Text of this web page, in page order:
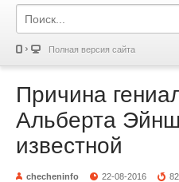
Полная версия сайта
Причина
Альберта
известной
checheninfo 22-08-2016